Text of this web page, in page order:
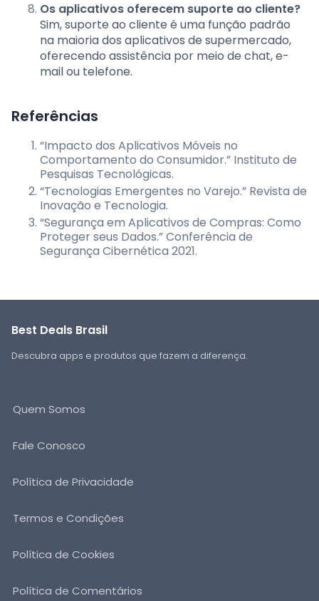
Os aplicativos oferecem suporte ao cliente?
Sim, suporte ao cliente é uma função padrão
na maioria dos aplicativos de supermercado,
oferecendo assistência por meio de chat, e-
mail ou telefone.
Referências
“Impacto dos Aplicativos Móveis no
Comportamento do Consumidor.” Instituto de
Pesquisas Tecnológicas.
“Tecnologias Emergentes no Varejo.” Revista de
Inovação e Tecnologia.
“Segurança em Aplicativos de Compras: Como
Proteger seus Dados.” Conferência de
Segurança Cibernética 2021.
Best Deals Brasil
Descubra apps e produtos que fazem a diferença.
Quem Somos
Fale Conosco
Política de Privacidade
Termos e Condições
Política de Cookies
Política de Comentários